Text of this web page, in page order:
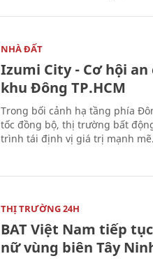
NHÀ ĐẤT
Izumi City - Cơ hội
khu Đông TP.HCM
Trong bối cảnh hạ tầng phía
tốc đồng bộ, thị trường bất
trình tái định vị giá trị mạnh mẽ.
THỊ TRƯỜNG 24H
BAT Việt Nam tiếp
nữ vùng biên Tây